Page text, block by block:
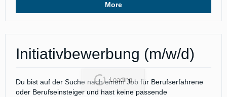
More
Initiativbewerbung (m/w/d)
Du bist auf der Suche nach einem Job für Berufserfahrene
oder Berufseinsteiger und hast keine passende